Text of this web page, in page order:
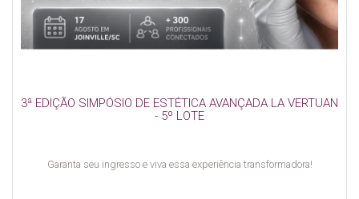
3ª EDIÇÃO SIMPÓSIO DE ESTÉTICA AVANÇADA LA VERTUAN
- 5º LOTE
Garanta seu ingresso e viva essa experiência transformadora!